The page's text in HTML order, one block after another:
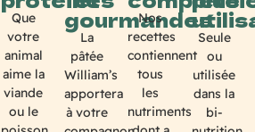
Que
votre
animal
aime la
viande
ou le
gourmandes
La
pâtée
William’s
apportera
à votre
Nos
recettes
contiennent
tous
les
nutriments
Seule
ou
utilisée
dans la
bi-